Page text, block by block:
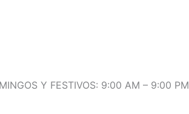
Y FESTIVOS: 9:00 AM – 9:00 PM